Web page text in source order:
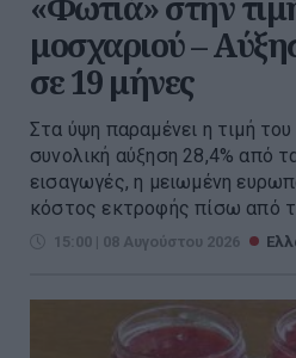
μοσχαριού –
σε 19 μήνες
Στα ύψη παραμένει η τιμή
συνολική αύξηση 28,4% από
εισαγωγές, η μειωμένη
κόστος εκτροφής πίσω από
15:00 | 08 Αυγούστου 2026